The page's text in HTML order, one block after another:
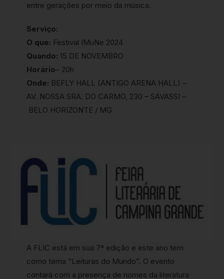
entre gerações por meio da música.
Serviço:
O que: Festival IMuNe 2024
Quando: 15 DE NOVEMBRO
Horário– 20h
Onde: BEFLY HALL (ANTIGO ARENA HALL) –
AV. NOSSA SRA. DO CARMO, 230 – SAVASSI –
BELO HORIZONTE / MG
A FLIC está em sua 7ª edição e este ano tem
como tema “Leituras do Mundo”. O evento
contará com a presença de nomes da literatura